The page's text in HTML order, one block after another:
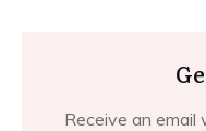
Receive an